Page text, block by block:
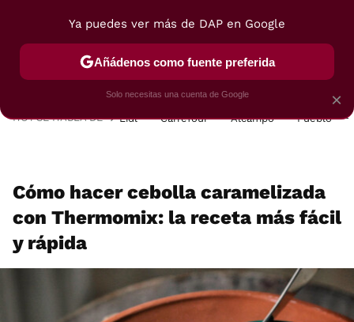
POSTRES VIAJES SELECCIÓN VEGUI
HOY SE HABLA DE Lidl Carrefour Alcampo Pueblo
Cómo hacer cebolla caramelizada
con Thermomix: la receta más fácil
y rápida
×
Ya puedes ver más de DAP en Google
Añádenos como fuente preferida
Solo necesitas una cuenta de Google